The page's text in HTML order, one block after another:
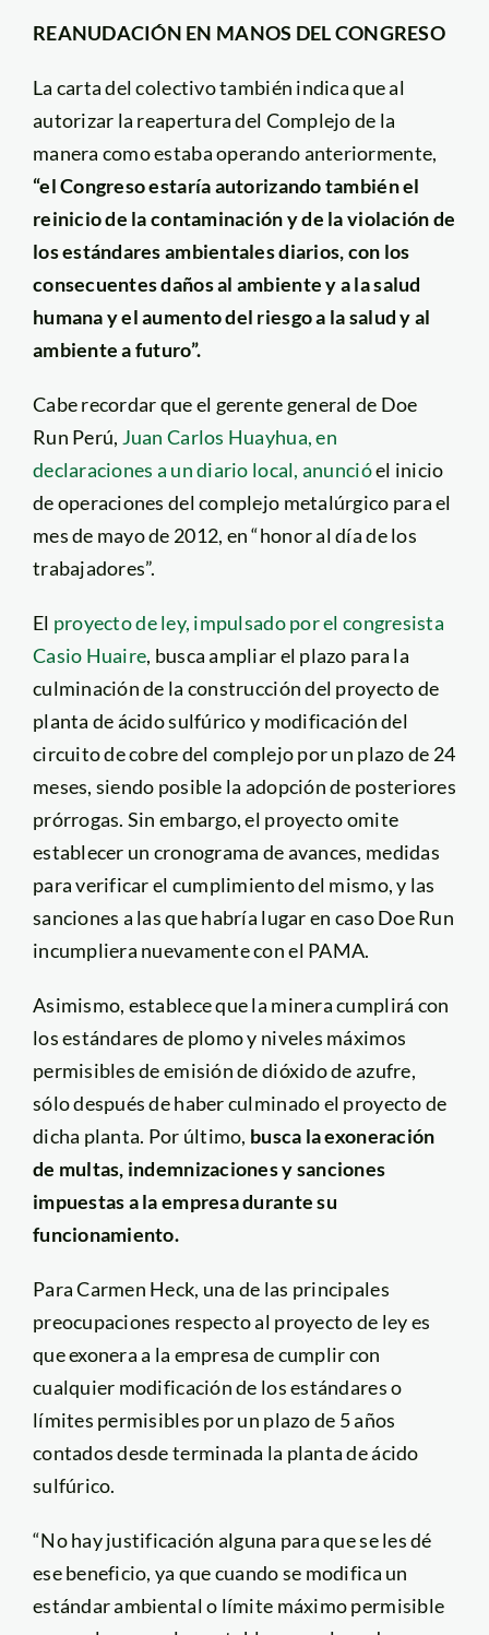
REANUDACIÓN EN MANOS DEL CONGRESO
La carta del colectivo también indica que al
autorizar la reapertura del Complejo de la
manera como estaba operando anteriormente,
“el Congreso estaría autorizando también el
reinicio de la contaminación y de la violación de
los estándares ambientales diarios, con los
consecuentes daños al ambiente y a la salud
humana y el aumento del riesgo a la salud y al
ambiente a futuro”.
Cabe recordar que el gerente general de Doe
Run Perú, Juan Carlos Huayhua, en
declaraciones a un diario local, anuncióel inicio
de operaciones del complejo metalúrgico para el
mes de mayo de 2012, en “honor al día de los
trabajadores”.
El proyecto de ley, impulsado por el congresista
Casio Huaire, busca ampliar el plazo para la
culminación de la construcción del proyecto de
planta de ácido sulfúrico y modificación del
circuito de cobre del complejo por un plazo de 24
meses, siendo posible la adopción de posteriores
prórrogas. Sin embargo, el proyecto omite
establecer un cronograma de avances, medidas
para verificar el cumplimiento del mismo, y las
sanciones a las que habría lugar en caso Doe Run
incumpliera nuevamente con el PAMA.
Asimismo, establece que la minera cumplirá con
los estándares de plomo y niveles máximos
permisibles de emisión de dióxido de azufre,
sólo después de haber culminado el proyecto de
dicha planta. Por último, busca la exoneración
de multas, indemnizaciones y sanciones
impuestas a la empresa durante su
funcionamiento.
Para Carmen Heck, una de las principales
preocupaciones respecto al proyecto de ley es
que exonera a la empresa de cumplir con
cualquier modificación de los estándares o
límites permisibles por un plazo de 5 años
contados desde terminada la planta de ácido
sulfúrico.
“No hay justificación alguna para que se les dé
ese beneficio, ya que cuando se modifica un
estándar ambiental o límite máximo permisible